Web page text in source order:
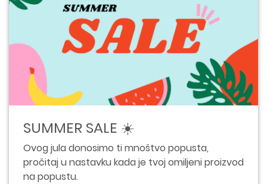
SUMMER SALE ☀️
Ovog jula donosimo ti mnoštvo popusta,
pročitaj u nastavku kada je tvoj omiljeni proizvod
na popustu.